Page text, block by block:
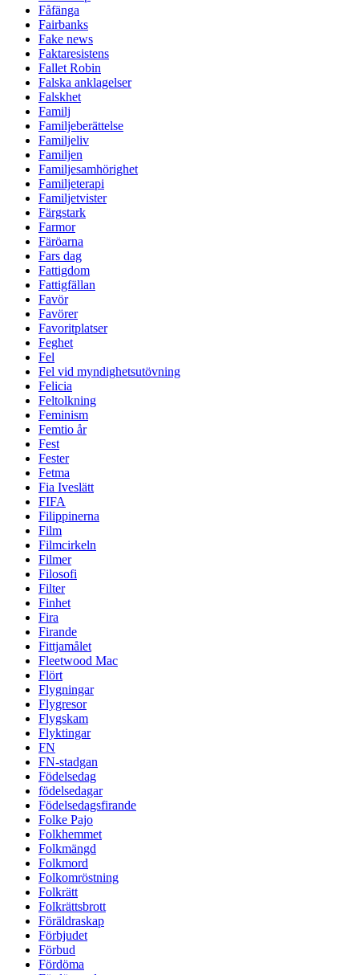
Fåfänga
Fairbanks
Fake news
Faktaresistens
Fallet Robin
Falska anklagelser
Falskhet
Familj
Familjeberättelse
Familjeliv
Familjen
Familjesamhörighet
Familjeterapi
Familjetvister
Färgstark
Farmor
Färöarna
Fars dag
Fattigdom
Fattigfällan
Favör
Favörer
Favoritplatser
Feghet
Fel
Fel vid myndighetsutövning
Felicia
Feltolkning
Feminism
Femtio år
Fest
Fester
Fetma
Fia Iveslätt
FIFA
Filippinerna
Film
Filmcirkeln
Filmer
Filosofi
Filter
Finhet
Fira
Firande
Fittjamålet
Fleetwood Mac
Flört
Flygningar
Flygresor
Flygskam
Flyktingar
FN
FN-stadgan
Födelsedag
födelsedagar
Födelsedagsfirande
Folke Pajo
Folkhemmet
Folkmängd
Folkmord
Folkomröstning
Folkrätt
Folkrättsbrott
Föräldraskap
Förbjudet
Förbud
Fördöma